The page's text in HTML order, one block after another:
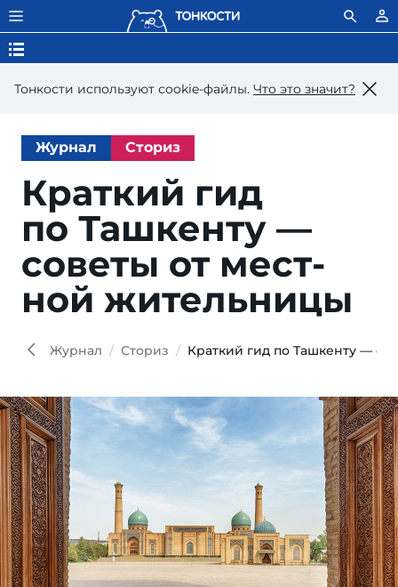
Тонкости используют сookie-файлы. Что это значит?
Журнал Сториз
Краткий гид
по Таш­кен­ту —
со­ве­ты от мест­
ной жительницы
Журнал Сториз Краткий гид по Ташкенту —